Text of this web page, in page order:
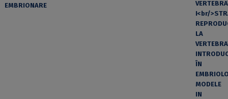
EMBRIONARE